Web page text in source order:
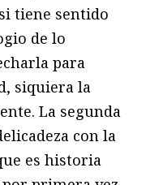
tiene sentido
de lo
para
siquiera la
La segunda
con la
es historia